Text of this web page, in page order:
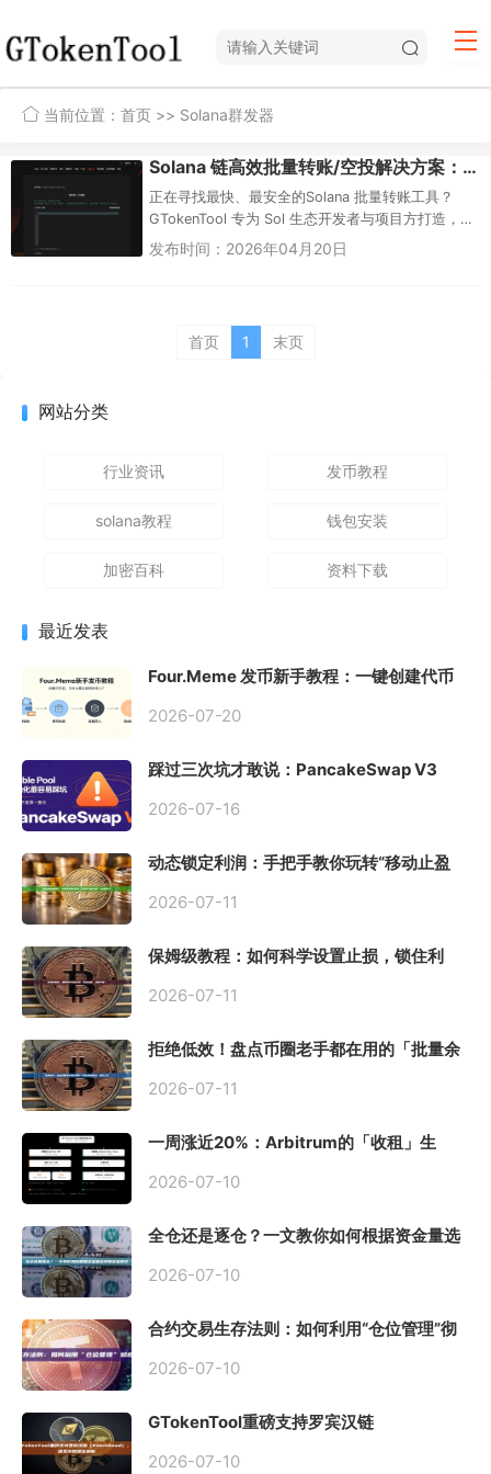
当前位置： 首页 >> Solana群发器
Solana 链高效批量转账/空投解决方案：使用 GTokenTool
正在寻找最快、最安全的Solana 批量转账工具？
GTokenTool 专为 Sol 生态开发者与项目方打造，支
持 SPL 代币及 Token2022 协议。单...
发布时间：2026年04月20日
首页 1 末页
网站分类
行业资讯 发币教程
solana教程 钱包安装
加密百科 资料下载
最近发表
Four.Meme 发币新手教程：一键创建代币
2026-07-20
踩过三次坑才敢说：PancakeSwap V3
初始化
2026-07-16
动态锁定利润：手把手教你玩转“移动止盈
2026-07-11
保姆级教程：如何科学设置止损，锁住利
2026-07-11
拒绝低效！盘点币圈老手都在用的「批量余
2026-07-11
一周涨近20%：Arbitrum的「收租」生
2026-07-10
全仓还是逐仓？一文教你如何根据资金量选
2026-07-10
合约交易生存法则：如何利用“仓位管理”彻
2026-07-10
GTokenTool重磅支持罗宾汉链
2026-07-10